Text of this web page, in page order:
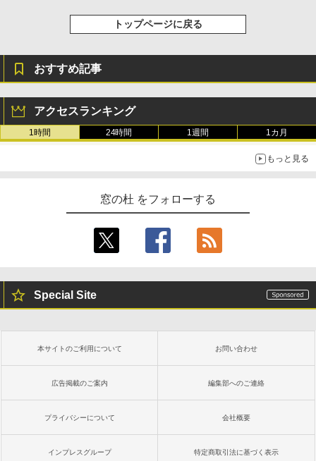
トップページに戻る
おすすめ記事
アクセスランキング
1時間 24時間 1週間 1カ月
もっと見る
窓の杜 をフォローする
Special Site
本サイトのご利用について お問い合わせ
広告掲載のご案内 編集部へのご連絡
プライバシーについて 会社概要
インプレスグループ 特定商取引法に基づく表示